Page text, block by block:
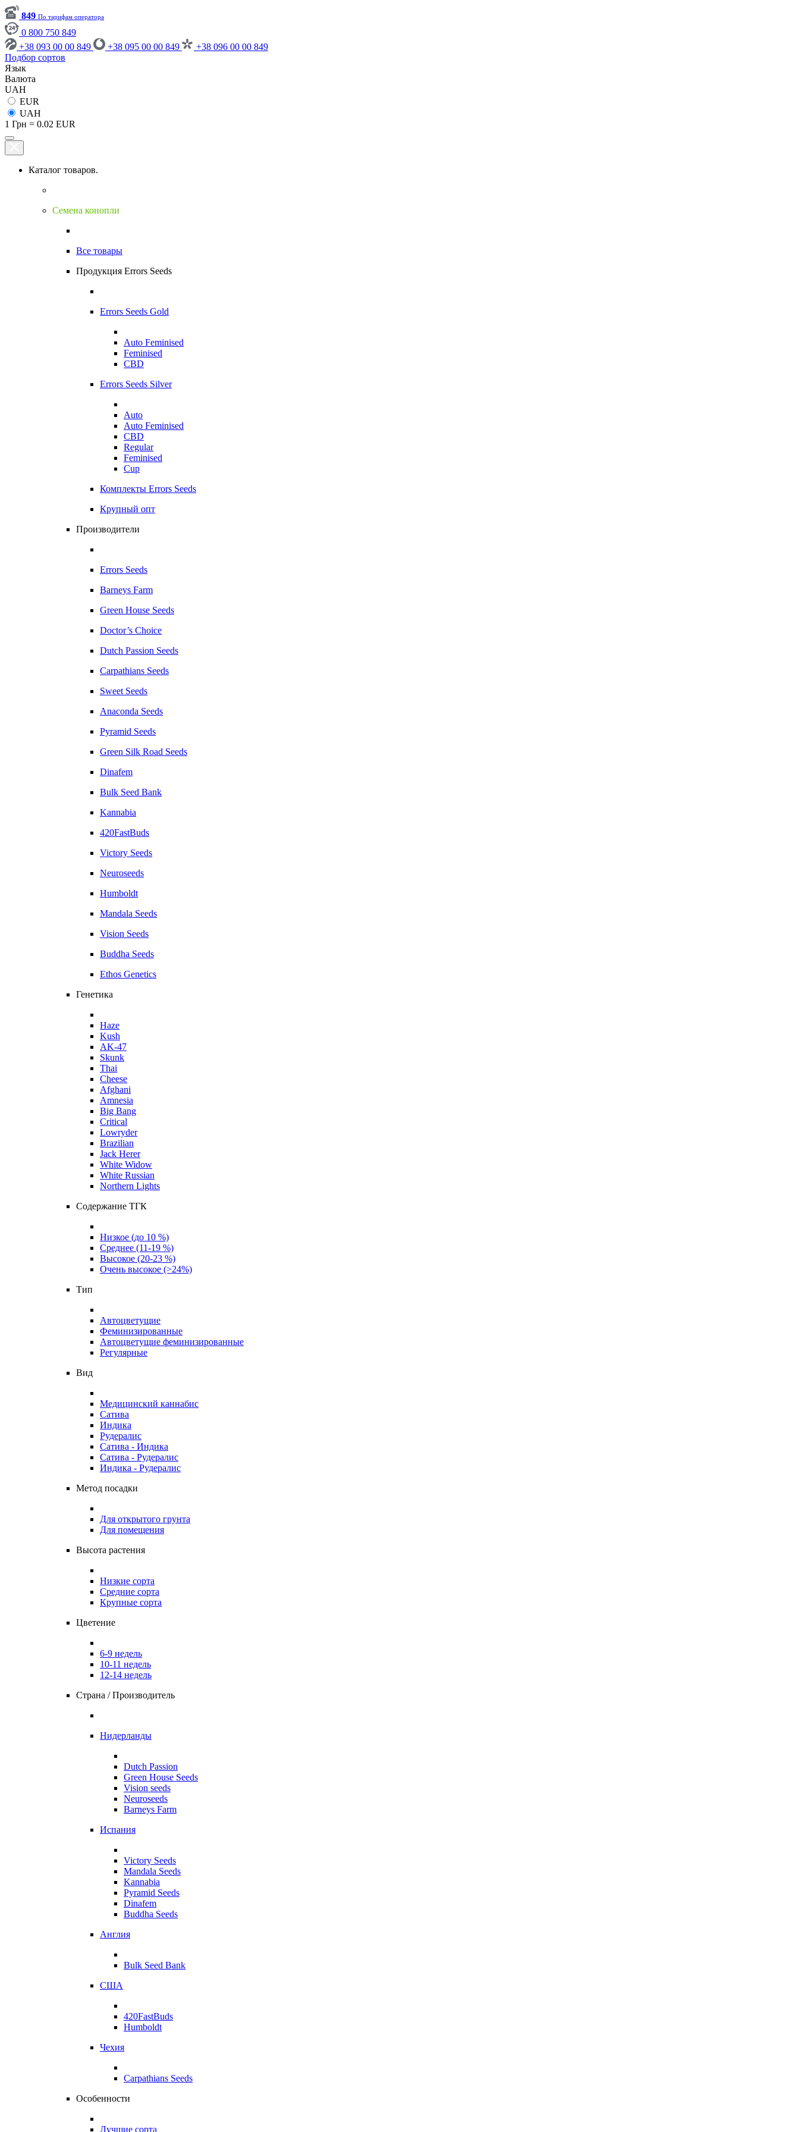
849 По тарифам оператора
0 800 750 849
+38 093 00 00 849
+38 095 00 00 849
+38 096 00 00 849
Подбор сортов
Язык
Валюта
UAH
EUR
UAH
1 Грн = 0.02 EUR
Каталог товаров.
Семена конопли
Все товары
Продукция Errors Seeds
Errors Seeds Gold
Auto Feminised
Feminised
CBD
Errors Seeds Silver
Auto
Auto Feminised
CBD
Regular
Feminised
Cup
Комплекты Errors Seeds
Крупный опт
Производители
Errors Seeds
Barneys Farm
Green House Seeds
Doctor’s Choice
Dutch Passion Seeds
Carpathians Seeds
Sweet Seeds
Anaconda Seeds
Pyramid Seeds
Green Silk Road Seeds
Dinafem
Bulk Seed Bank
Kannabia
420FastBuds
Victory Seeds
Neuroseeds
Humboldt
Mandala Seeds
Vision Seeds
Buddha Seeds
Ethos Genetics
Генетика
Haze
Kush
AK-47
Skunk
Thai
Cheese
Afghani
Amnesia
Big Bang
Critical
Lowryder
Brazilian
Jack Herer
White Widow
White Russian
Northern Lights
Содержание ТГК
Низкое (до 10 %)
Среднее (11-19 %)
Высокое (20-23 %)
Очень высокое (>24%)
Тип
Автоцветущие
Феминизированные
Автоцветущие феминизированные
Регулярные
Вид
Медицинский каннабис
Сатива
Индика
Рудералис
Сатива - Индика
Сатива - Рудералис
Индика - Рудералис
Метод посадки
Для открытого грунта
Для помещения
Высота растения
Низкие сорта
Средние сорта
Крупные сорта
Цветение
6-9 недель
10-11 недель
12-14 недель
Страна / Производитель
Нидерланды
Dutch Passion
Green House Seeds
Vision seeds
Neuroseeds
Barneys Farm
Испания
Victory Seeds
Mandala Seeds
Kannabia
Pyramid Seeds
Dinafem
Buddha Seeds
Англия
Bulk Seed Bank
США
420FastBuds
Humboldt
Чехия
Carpathians Seeds
Особенности
Лучшие сорта